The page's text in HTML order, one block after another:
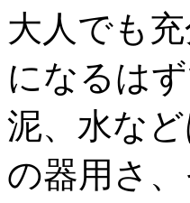
大人でも
になるは
泥、水な
の器用さ